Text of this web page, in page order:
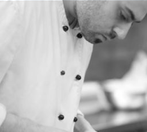
RISTORANTE ANFITEATRO
Nei dintorni di Lucca